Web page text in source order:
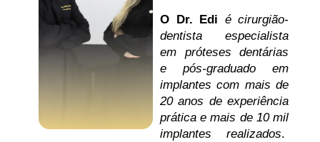
O Dr. Edi é cirurgião-
dentista
especialista
em próteses dentárias
e pós-graduado em
implantes com mais de
20 anos de experiência
prática e mais de 10 mil
implantes realizados.